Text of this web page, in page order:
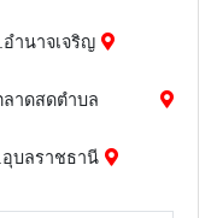
ำนาจเจริญ
าดสดตำบล
บลราชธานี